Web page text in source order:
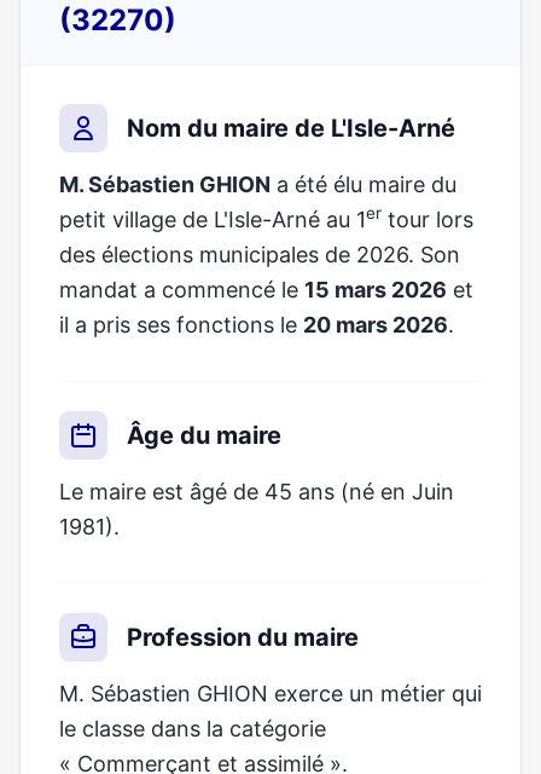
(32270)
Nom du maire de L'Isle-Arné
M. Sébastien GHION a été élu maire du
petit village de L'Isle-Arné au 1er tour lors
des élections municipales de 2026. Son
mandat a commencé le 15 mars 2026 et
il a pris ses fonctions le 20 mars 2026.
Âge du maire
Le maire est âgé de 45 ans (né en Juin
1981).
Profession du maire
M. Sébastien GHION exerce un métier qui
le classe dans la catégorie
« Commerçant et assimilé ».